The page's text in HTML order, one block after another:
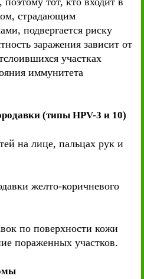
страдающим
подвергается риску
заражения зависит от
участках
иммунитета
(типы HPV-3 и 10)
на лице, пальцах рук и
желто-коричневого
по поверхности кожи
пораженных участков.